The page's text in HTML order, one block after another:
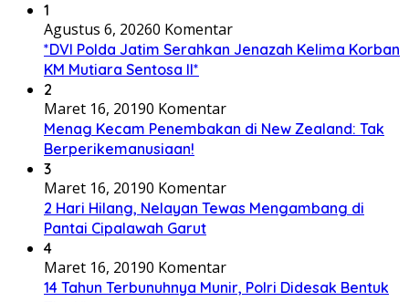
1
Agustus 6, 20260 Komentar
*DVI Polda Jatim Serahkan Jenazah Kelima Korban
KM Mutiara Sentosa II*
2
Maret 16, 20190 Komentar
Menag Kecam Penembakan di New Zealand: Tak
Berperikemanusiaan!
3
Maret 16, 20190 Komentar
2 Hari Hilang, Nelayan Tewas Mengambang di
Pantai Cipalawah Garut
4
Maret 16, 20190 Komentar
14 Tahun Terbunuhnya Munir, Polri Didesak Bentuk